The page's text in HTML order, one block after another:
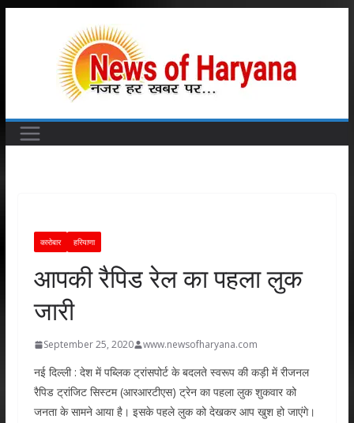
कारोबार हरियाणा
आपकी रैपिड रेल का पहला लुक
जारी
September 25, 2020 www.newsofharyana.com
नई दिल्ली : देश में पब्‍लिक ट्रांसपोर्ट के बदलते स्‍वरूप की कड़ी में रीजनल
रैपिड ट्रांजिट सिस्टम (आरआरटीएस) ट्रेन का पहला लुक शुकवार को
जनता के सामने आया है। इसके पहले लुक को देखकर आप खुश हो जाएंगे।